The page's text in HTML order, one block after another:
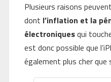
Plusieurs raisons
dont l’inflation et la
électroniquesqui
est donc possible que
également plus cher que